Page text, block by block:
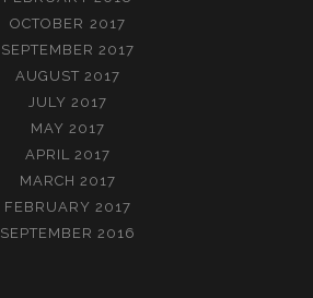
OCTOBER 2017
SEPTEMBER 2017
AUGUST 2017
JULY 2017
MAY 2017
APRIL 2017
MARCH 2017
FEBRUARY 2017
SEPTEMBER 2016